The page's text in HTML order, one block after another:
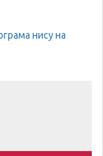
нису на